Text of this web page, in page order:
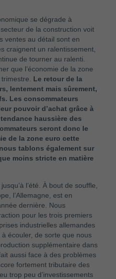
se dégrade à
de la construction voit
ventes au détail sont en
craignent un ralentissement,
de tourner au ralenti.
que l’économie de la zone
Le retour de la
lentement mais sûrement,
Les consommateurs
pouvoir d’achat grâce à
haussière des
seront donc le
de la zone euro cette
tablons également sur
moins stricte en matière
l’été. À bout de souffle,
l’Allemagne, est en
dernière. Nous
pour les trois premiers
industrielles allemandes
écouler, de sorte que nous
supplémentaire dans
aussi face à des problèmes
fortement tributaire des
trop peu d’investissements